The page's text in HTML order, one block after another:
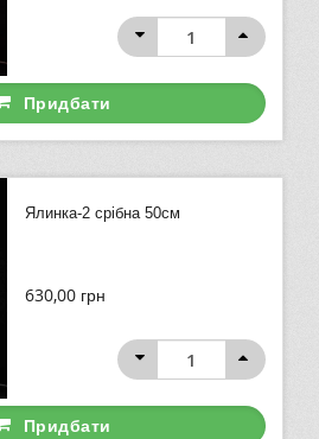
Придбати
Ялинка-2 срібна 50см
630,00 грн
Придбати